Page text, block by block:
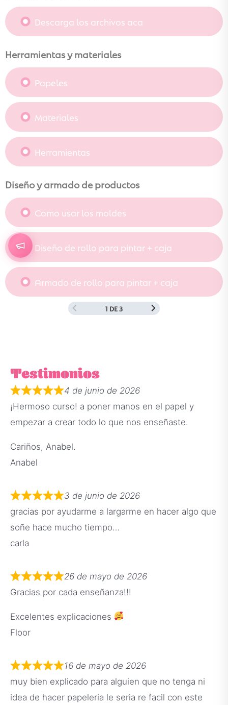
Descarga los archivos aca
Herramientas y materiales
Papeles
Materiales
Herramientas
Diseño y armado de productos
Como usar los moldes
Diseño de rollo para pintar + caja
Armado de rollo para pintar + caja
1 DE 3
Testimonios
4 de junio de 2026
¡Hermoso curso! a poner manos en el papel y
empezar a crear todo lo que nos enseñaste.
Cariños, Anabel.
Anabel
3 de junio de 2026
gracias por ayudarme a largarme en hacer algo que
soñe hace mucho tiempo…
carla
26 de mayo de 2026
Gracias por cada enseñanza!!!
Excelentes explicaciones
Floor
16 de mayo de 2026
muy bien explicado para alguien que no tenga ni
idea de hacer papeleria le seria re facil con este